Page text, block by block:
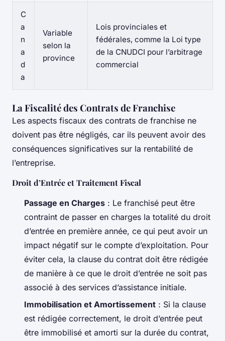
C
a
n
a
d
a
Variable
selon la
province
Lois provinciales et
fédérales, comme la Loi type
de la CNUDCI pour l’arbitrage
commercial
La Fiscalité des Contrats de Franchise
Les aspects fiscaux des contrats de franchise ne
doivent pas être négligés, car ils peuvent avoir des
conséquences significatives sur la rentabilité de
l’entreprise.
Droit d’Entrée et Traitement Fiscal
Passage en Charges : Le franchisé peut être
contraint de passer en charges la totalité du droit
d’entrée en première année, ce qui peut avoir un
impact négatif sur le compte d’exploitation. Pour
éviter cela, la clause du contrat doit être rédigée
de manière à ce que le droit d’entrée ne soit pas
associé à des services d’assistance initiale.
Immobilisation et Amortissement : Si la clause
est rédigée correctement, le droit d’entrée peut
être immobilisé et amorti sur la durée du contrat,